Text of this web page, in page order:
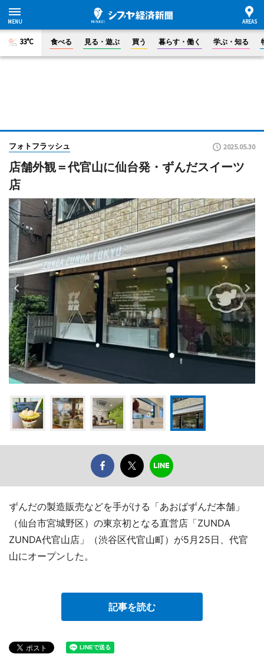
33°C 食べる 見る・遊ぶ 買う 暮らす・働く 学ぶ・知る
フォトフラッシュ 2025.05.30
店舗外観＝代官山に仙台発・ずんだスイーツ
店
ずんだの製造販売などを手がける「あおばずんだ本舗」
（仙台市宮城野区）の東京初となる直営店「ZUNDA
ZUNDA代官山店」（渋谷区代官山町）が5月25日、代官
山にオープンした。
記事を読む